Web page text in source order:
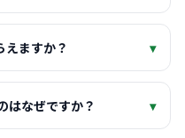
えますか？ ▾
はなぜですか？ ▾